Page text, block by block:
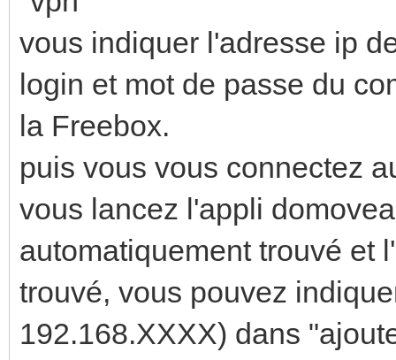
vous indiquer l'adresse ip
login et mot de passe du
la Freebox.
puis vous vous connectez
vous lancez l'appli
automatiquement trouvé et
trouvé, vous pouvez
192.168.XXXX) dans